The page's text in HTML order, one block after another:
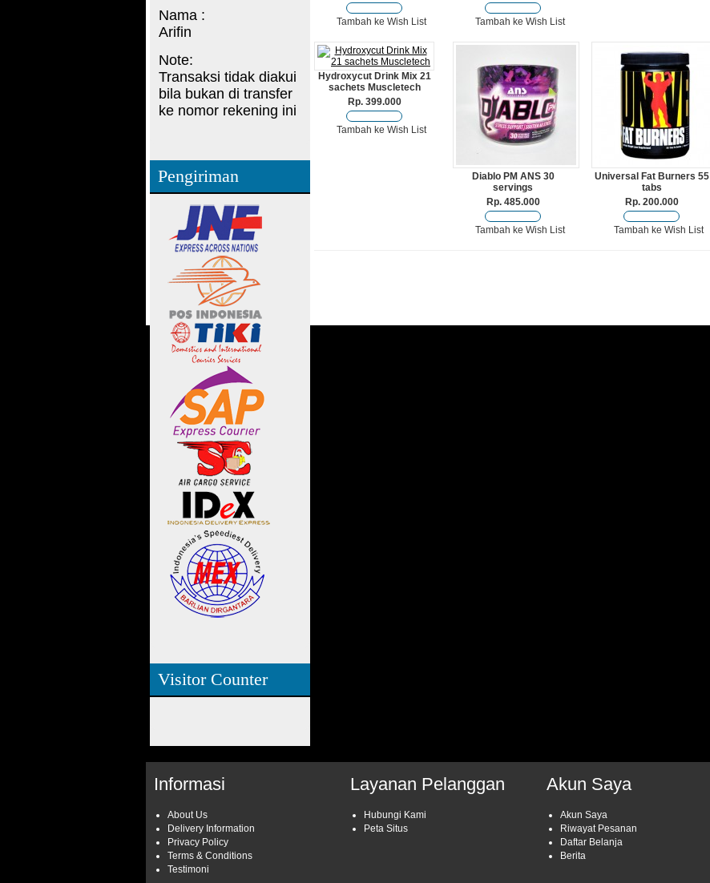
Nama :
Arifin
Note:
Transaksi tidak diakui
bila bukan di transfer
ke nomor rekening ini
Pengiriman
Visitor Counter
Tambah ke Wish List Tambah ke Wish List
Hydroxycut Drink Mix 21
sachets Muscletech
Rp. 399.000
Tambah ke Wish List
Diablo PM ANS 30
servings
Rp. 485.000
Tambah ke Wish List
Universal Fat Burners 55
tabs
Rp. 200.000
Tambah ke Wish List
Informasi
About Us
Delivery Information
Privacy Policy
Terms & Conditions
Testimoni
Layanan Pelanggan
Hubungi Kami
Peta Situs
Akun Saya
Akun Saya
Riwayat Pesanan
Daftar Belanja
Berita